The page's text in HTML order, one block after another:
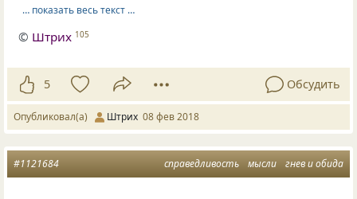
… показать весь текст …
© Штрих 105
5 Обсудить
Опубликовал(а) Штрих 08 фев 2018
справедливость мысли гнев и обида
#1121684